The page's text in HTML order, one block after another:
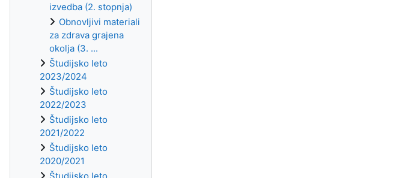
izvedba (2. stopnja)
Obnovljivi materiali
za zdrava grajena
okolja (3. ...
Študijsko leto
2023/2024
Študijsko leto
2022/2023
Študijsko leto
2021/2022
Študijsko leto
2020/2021